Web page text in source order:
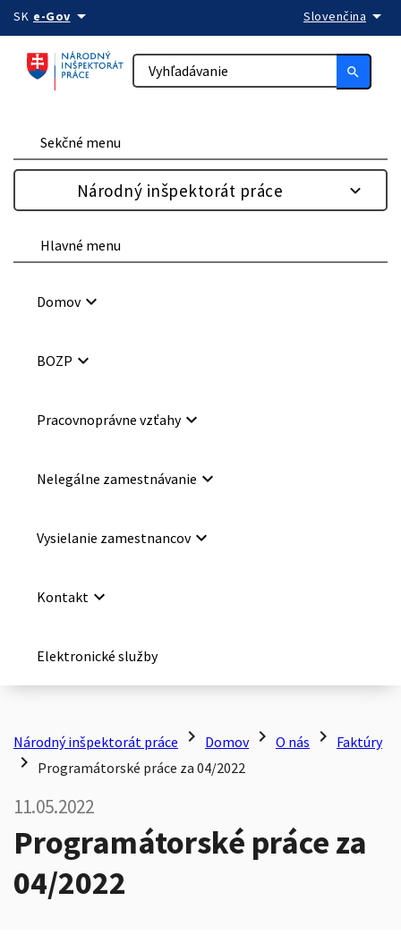
Preskočiť na obsah
SK e-Govarrow_drop_down Slovenčina arrow_drop_down
search
Sekčné menu
Národný inšpektorát práce
Hlavné menu
Domovkeyboard_arrow_down
BOZP keyboard_arrow_down
Pracovnoprávne vzťahykeyboard_arrow_down
Nelegálne zamestnávanie keyboard_arrow_down
Vysielanie zamestnancovkeyboard_arrow_down
Kontakt keyboard_arrow_down
Elektronické služby
Národný inšpektorát práce chevron_right Domov chevron_right O nás chevron_right Faktúry
chevron_right Programátorské práce za 04/2022
11.05.2022
Programátorské práce za
04/2022